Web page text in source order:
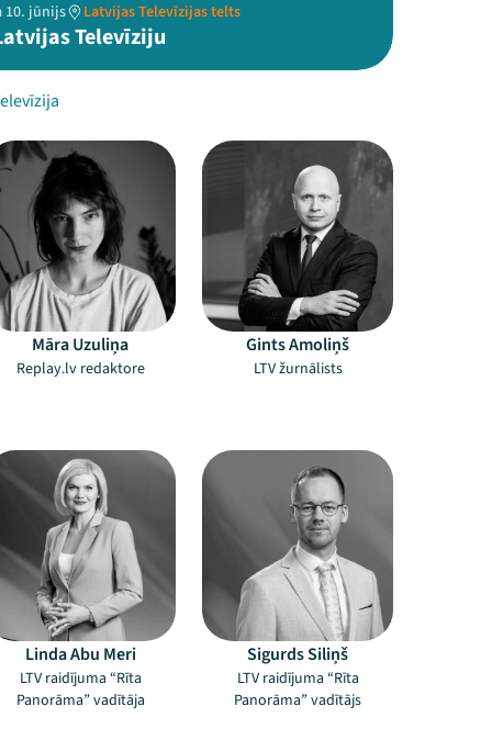
10. jūnijs Latvijas Televīzijas telts
Televīziju
Māra Uzuliņa
Replay.lv redaktore
Gints Amoliņš
LTV žurnālists
Linda Abu Meri
LTV raidījuma “Rīta
Panorāma” vadītāja
Sigurds Siliņš
LTV raidījuma “Rīta
Panorāma” vadītājs